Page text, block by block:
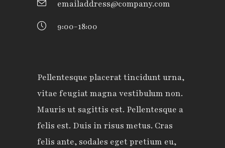
emailaddress@company.com
9:00-18:00
Pellentesque placerat tincidunt urna,
vitae feugiat magna vestibulum non.
Mauris ut sagittis est. Pellentesque a
felis est. Duis in risus metus. Cras
felis ante, sodales eget pretium eu,